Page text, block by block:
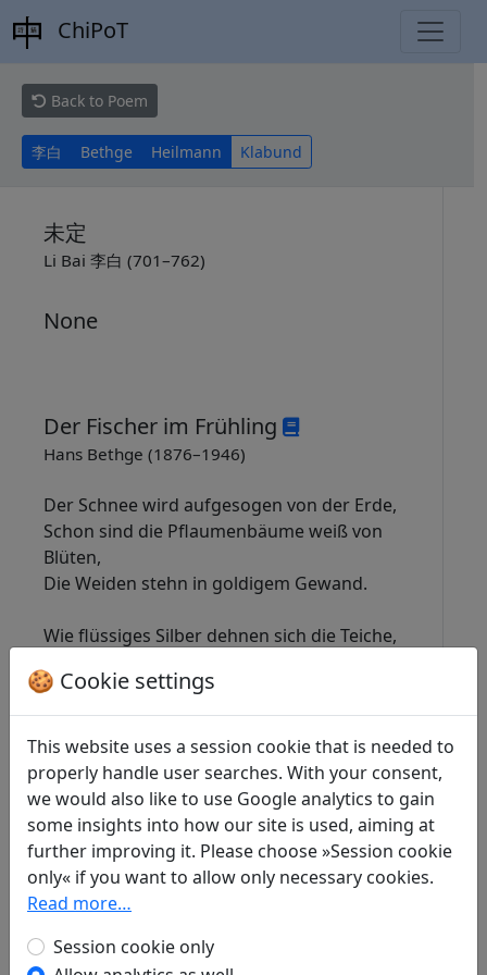
ChiPoT
Back to Poem
李白 Bethge Heilmann Klabund
未定
Li Bai 李白 (701–762)
None
Der Fischer im Frühling
Hans Bethge (1876–1946)
Der Schnee wird aufgesogen von der Erde,
Schon sind die Pflaumenbäume weiß von
Blüten,
Die Weiden stehn in goldigem Gewand.
Wie flüssiges Silber dehnen sich die Teiche,
Ruhn auf den Blumen aus und trinken Tau.
Der Fischer auf dem Kahn im stillen Wasser
Wirft fröhlich sein gestricktes Netz hinaus,
Das jäh zerbricht des Wassers Silberspiegel.
Er denkt an sie, an deren Seite er
Geruht wie eine Schwalbe in dem Neste
Zur Seite des geliebten Weibchens schläft.
Er denkt an sie und hofft auf seine Netze,
🍪 Cookie settings
This website uses a session cookie that is needed to
properly handle user searches. With your consent,
we would also like to use Google analytics to gain
some insights into how our site is used, aiming at
further improving it. Please choose »Session cookie
only« if you want to allow only necessary cookies.
Read more…
Session cookie only